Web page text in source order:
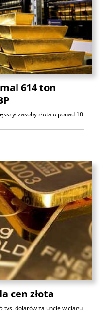
614 ton
zasoby złota o ponad 18
cen złota
tys. dolarów za uncję w ciągu